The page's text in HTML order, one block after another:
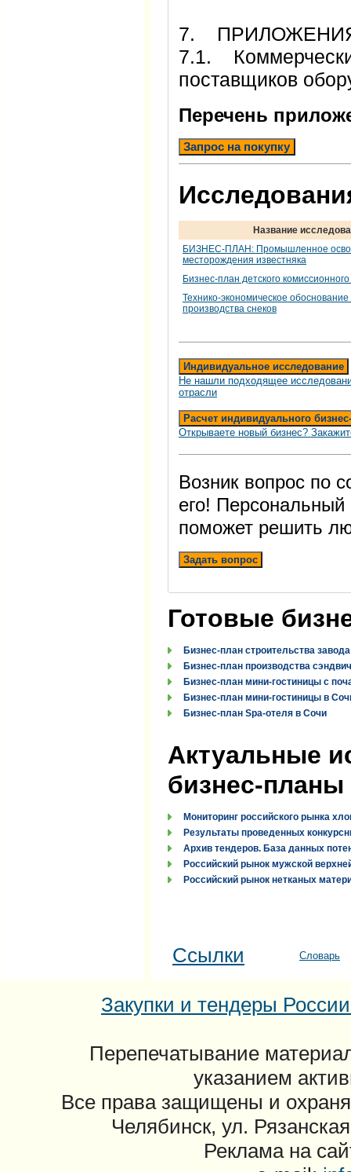
7.
7.1.
поставщиков
Перечень
Запрос на покупку
Название
БИЗНЕС-ПЛАН: Промышленное
месторождения известняка
Бизнес-план детского
Технико-экономическое
производства снеков
Индивидуальное исследование
Не нашли подходящее
отрасли
Расчет индивидуального
Открываете новый бизнес?
Возник вопрос по
его!
поможет решить
Задать вопрос
Готовые
Бизнес-план строительства
Бизнес-план производства
Бизнес-план мини-гостиницы с
Бизнес-план мини-гостиницы в
Бизнес-план Spa-отеля в Сочи
Актуальные
бизнес-планы
Мониторинг российского рынка
Результаты проведенных
Архив тендеров. База данных
Российский рынок мужской
Российский рынок нетканых
Ссылки Словарь
Закупки и тендеры
Перепечатывание
указанием
Все права защищены и
Челябинск, ул.
Реклама на